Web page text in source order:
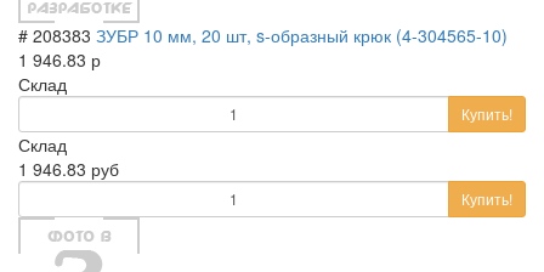
# 208383 ЗУБР 10 мм, 20 шт, s-образный крюк (4-304565-10)
1 946.83 р
Склад
Купить!
Склад
1 946.83 руб
Купить!